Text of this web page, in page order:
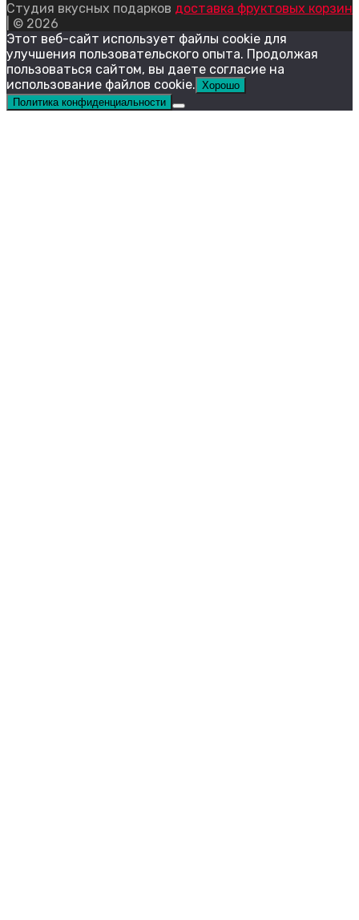
Студия вкусных подарков доставка фруктовых корзин
| © 2026
Этот веб-сайт использует файлы cookie для
улучшения пользовательского опыта. Продолжая
пользоваться сайтом, вы даете согласие на
использование файлов cookie. Хорошо
Политика конфиденциальности